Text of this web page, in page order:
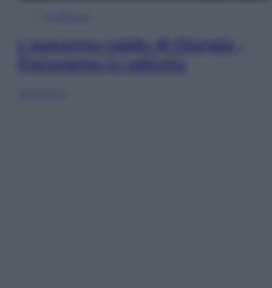
L’autunno caldo di Giorgia –